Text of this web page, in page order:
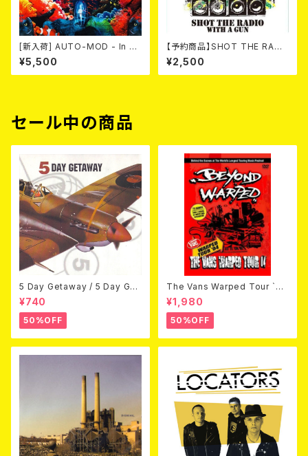
[新入荷] AUTO-MOD - In Th
e Wake Of KING AUTO-MO
D（CD+DVD/初回限定盤）
¥5,500
【予約商品】SHOT THE RADI
O WITH A GUN / SOUND RI
OT (CD)【8月８日発売】
¥2,500
セール中の商品
5 Day Getaway / 5 Day Get
away (CDEP)
¥740
50%OFF
The Vans Warped Tour `04
Beyond Warped (国内盤DV
D)
¥1,980
50%OFF